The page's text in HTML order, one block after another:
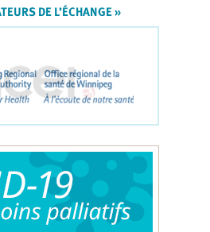
DE L’ÉCHANGE »